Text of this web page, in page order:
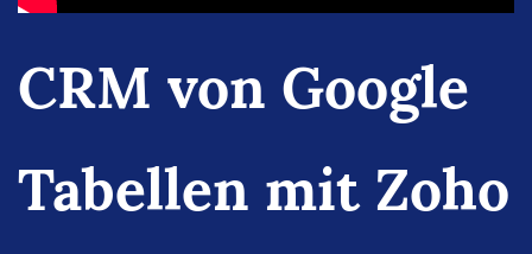
CRM von Google
Tabellen mit Zoho